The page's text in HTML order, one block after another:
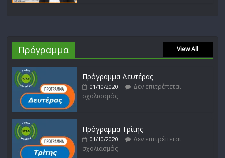
Πρόγραμμα View All
Πρόγραμμα Δευτέρας
01/10/2020
Δεν επιτρέπεται
σχολιασμός
Πρόγραμμα Τρίτης
01/10/2020
Δεν επιτρέπεται
σχολιασμός